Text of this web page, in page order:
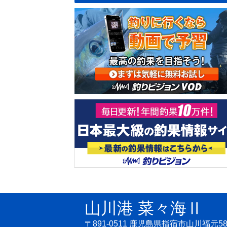
山川港 菜々海Ⅱ
〒891-0511 鹿児島県指宿市山川福元